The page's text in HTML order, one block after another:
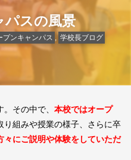
パスの風景
プンキャンパス 学校長ブログ
。その中で、本校ではオープ
り組みや授業の様子、さらに卒
々にご説明や体験をしていただ